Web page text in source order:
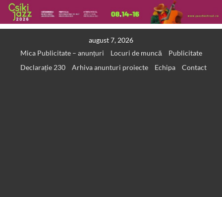
august 7, 2026
Mica Publicitate – anunțuri
Locuri de muncă
Publicitate
Declarație 230
Arhiva anunturi proiecte Echipa Contact